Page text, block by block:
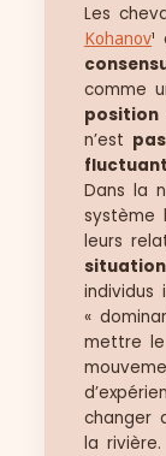
Les
Kohanov¹
comme
position
n’est
Dans la
système
leurs
situation
individus
«
mettre
changer
la rivière.